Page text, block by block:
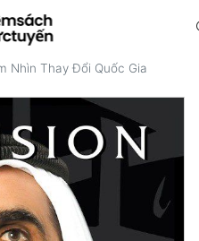
Nhìn Thay Đổi Quốc Gia